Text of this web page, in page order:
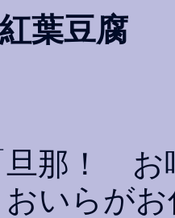
紅葉豆腐
旦那！ お
いらがお